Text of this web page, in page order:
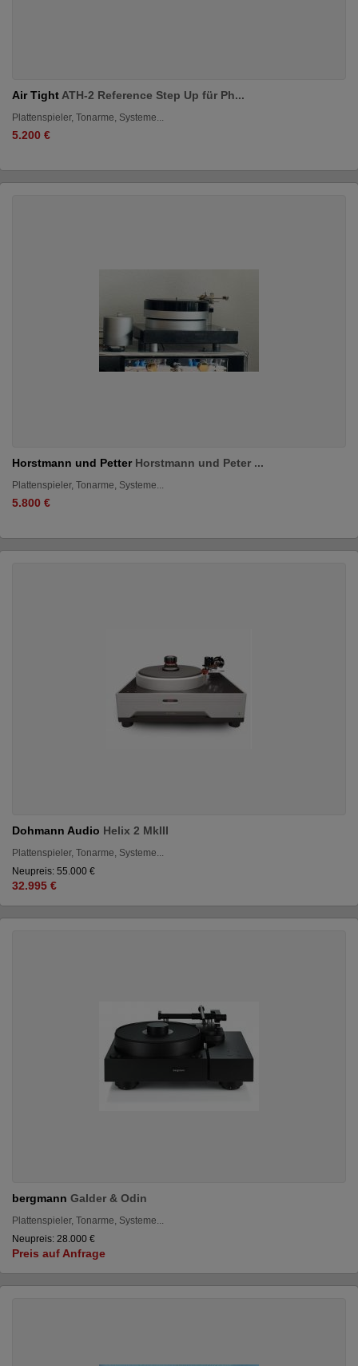
Air Tight ATH-2 Reference Step Up für Ph...
Plattenspieler, Tonarme, Systeme...
5.200 €
Horstmann und Petter Horstmann und Peter ...
Plattenspieler, Tonarme, Systeme...
5.800 €
Dohmann Audio Helix 2 MkIII
Plattenspieler, Tonarme, Systeme...
Neupreis: 55.000 €
32.995 €
bergmann Galder & Odin
Plattenspieler, Tonarme, Systeme...
Neupreis: 28.000 €
Preis auf Anfrage